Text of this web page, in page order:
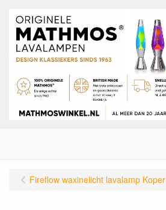
Fireflow waxinelicht lavalamp Koper